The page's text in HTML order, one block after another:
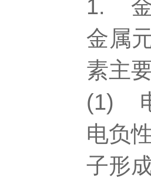
1. 金
金属
素主
(1)
电负
子形